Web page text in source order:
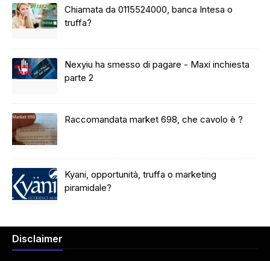
Chiamata da 0115524000, banca Intesa o
truffa?
Nexyiu ha smesso di pagare - Maxi inchiesta
parte 2
Raccomandata market 698, che cavolo è ?
Kyani, opportunità, truffa o marketing
piramidale?
Disclaimer